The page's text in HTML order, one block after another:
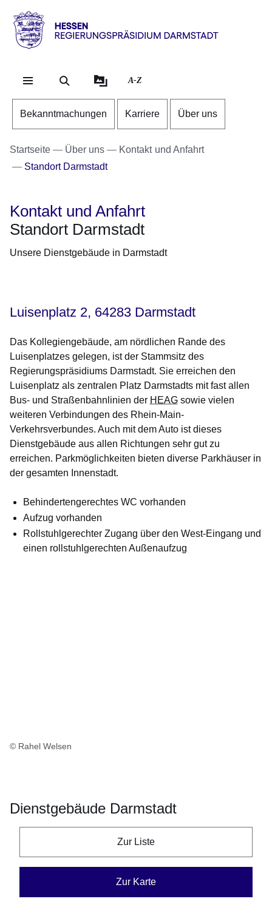
Direkt zum Kopf der
Direkt zum Inhalt
Direkt zum Fuß der
Hessen
RP
Darmstadt
A-Z
Bekanntmachungen Karriere Über uns
Startseite Über uns
Kontakt und Anfahrt
Standort Darmstadt
Kontakt und Anfahrt
Standort Darmstadt
Unsere Dienstgebäude in Darmstadt
Luisenplatz 2, 64283 Darmstadt
Das Kollegiengebäude, am nördlichen Rande des
Luisenplatzes gelegen, ist der Stammsitz des
Regierungspräsidiums Darmstadt. Sie erreichen den
Luisenplatz als zentralen Platz Darmstadts mit fast allen
Bus- und Straßenbahnlinien der HEAG sowie vielen
weiteren Verbindungen des Rhein-Main-
Verkehrsverbundes. Auch mit dem Auto ist dieses
Dienstgebäude aus allen Richtungen sehr gut zu
erreichen. Parkmöglichkeiten bieten diverse Parkhäuser in
der gesamten Innenstadt.
Behindertengerechtes WC vorhanden
Aufzug vorhanden
Rollstuhlgerechter Zugang über den West-Eingang und
einen rollstuhlgerechten Außenaufzug
© Rahel Welsen
Dienstgebäude Darmstadt
Zur Liste
Zur Karte